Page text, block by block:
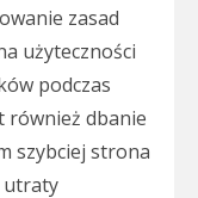
zasad
użyteczności
podczas
również dbanie
szybciej strona
utraty